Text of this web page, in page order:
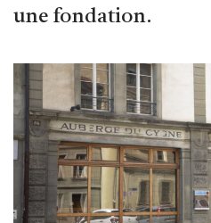
une fondation.